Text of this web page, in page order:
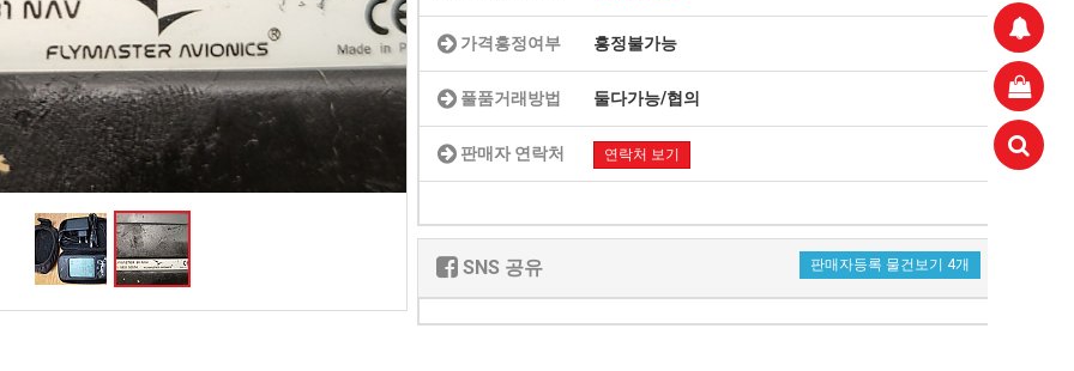
가격흥정여부 흥정불가능
풀품거래방법 둘다가능/협의
판매자 연락처 연락처 보기
SNS 공유 판매자등록 물건보기 4개
연'
성
토…
하
이
"큰
불
11.21
aaaaa
게시물이 없습니다.